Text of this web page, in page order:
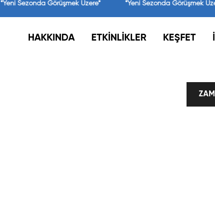
*Yeni Sezonda Görüşmek Üzere* *Yeni Sezonda Görüşmek
HAKKINDA ETKİNLİKLER KEŞFET